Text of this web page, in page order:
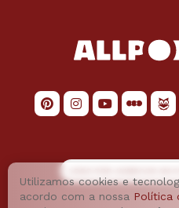
Utilizamos cookies e
acordo com a nossa Política